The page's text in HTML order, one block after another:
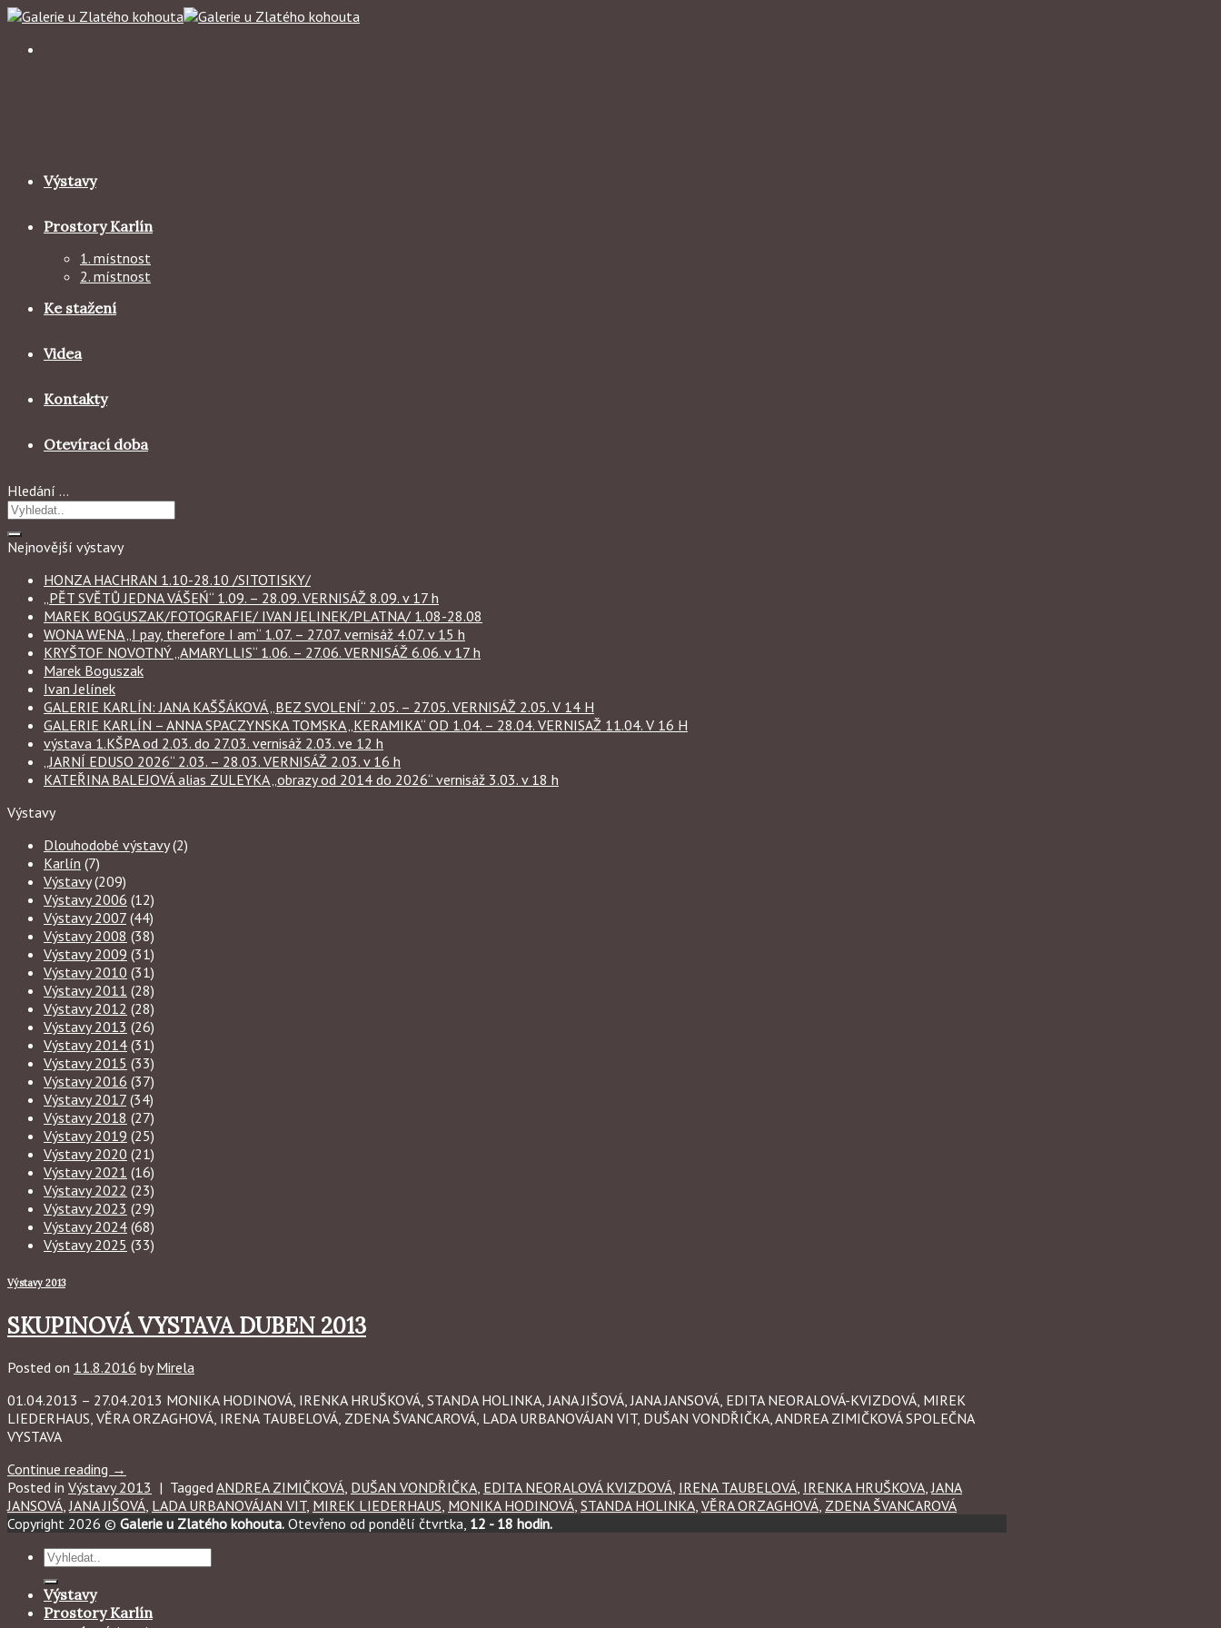
Skip
content
Výstavy
Prostory Karlín
1. místnost
2. místnost
Ke stažení
Videa
Kontakty
Otevírací doba
Hledání …
Nejnovější výstavy
HONZA HACHRAN 1.10-28.10 /SITOTISKY/
„PĚT SVĚTŮ JEDNA VÁŠEŃ“ 1.09. – 28.09. VERNISÁŽ 8.09. v 17 h
MAREK BOGUSZAK/FOTOGRAFIE/ IVAN JELINEK/PLATNA/ 1.08-28.08
WONA WENA „I pay, therefore I am“ 1.07. – 27.07. vernisáž 4.07. v 15 h
KRYŠTOF NOVOTNÝ „AMARYLLIS“ 1.06. – 27.06. VERNISÁŽ 6.06. v 17 h
Marek Boguszak
Ivan Jelínek
GALERIE KARLÍN: JANA KAŠŠÁKOVÁ „BEZ SVOLENÍ“ 2.05. – 27.05. VERNISÁŽ 2.05. V 14 H
GALERIE KARLÍN – ANNA SPACZYNSKA TOMSKA „KERAMIKA“ OD 1.04. – 28.04. VERNISAŽ 11.04. V 16 H
výstava 1.KŠPA od 2.03. do 27.03. vernisáž 2.03. ve 12 h
„JARNÍ EDUSO 2026“ 2.03. – 28.03. VERNISÁŽ 2.03. v 16 h
KATEŘINA BALEJOVÁ alias ZULEYKA „obrazy od 2014 do 2026“ vernisáž 3.03. v 18 h
Výstavy
Dlouhodobé výstavy(2)
Karlín (7)
Výstavy(209)
Výstavy 2006 (12)
Výstavy 2007 (44)
Výstavy 2008 (38)
Výstavy 2009 (31)
Výstavy 2010 (31)
Výstavy 2011 (28)
Výstavy 2012 (28)
Výstavy 2013 (26)
Výstavy 2014 (31)
Výstavy 2015 (33)
Výstavy 2016 (37)
Výstavy 2017 (34)
Výstavy 2018 (27)
Výstavy 2019 (25)
Výstavy 2020 (21)
Výstavy 2021 (16)
Výstavy 2022 (23)
Výstavy 2023 (29)
Výstavy 2024 (68)
Výstavy 2025 (33)
Výstavy 2013
SKUPINOVÁ VYSTAVA DUBEN 2013
Posted on 11.8.2016 byMirela
01.04.2013 – 27.04.2013 MONIKA HODINOVÁ, IRENKA HRUŠKOVÁ, STANDA HOLINKA, JANA JIŠOVÁ, JANA JANSOVÁ, EDITA NEORALOVÁ-KVIZDOVÁ, MIREK
LIEDERHAUS, VĚRA ORZAGHOVÁ, IRENA TAUBELOVÁ, ZDENA ŠVANCAROVÁ, LADA URBANOVÁJAN VIT, DUŠAN VONDŘIČKA, ANDREA ZIMIČKOVÁ SPOLEČNA
VYSTAVA
Continue reading →
Posted in Výstavy 2013 | Tagged ANDREA ZIMIČKOVÁ DUŠAN VONDŘIČKA EDITA NEORALOVÁ KVIZDOVÁ IRENA TAUBELOVÁ IRENKA HRUŠKOVA JANA
JANSOVÁ JANA JIŠOVÁ LADA URBANOVÁJAN VIT, MIREK LIEDERHAUS MONIKA HODINOVÁ STANDA HOLINKA VĚRA ORZAGHOVÁ ZDENA ŠVANCAROVÁ
Copyright 2026 © Galerie u Zlatého kohouta. Otevřeno od pondělí čtvrtka, 12 - 18 hodin.
Hledat:
Výstavy
Prostory Karlín